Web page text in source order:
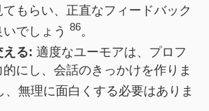
もらい、正直なフィードバック
でしょう 86。
える: 適度なユーモアは、プロフ
的にし、会話のきっかけを作りま
、無理に面白くする必要はありま